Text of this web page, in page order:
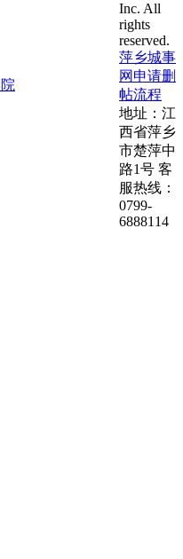
Inc. All
rights
reserved.
萍乡城事
网申请删
帖流程
地址：江
西省萍乡
市楚萍中
路1号 客
服热线：
0799-
6888114